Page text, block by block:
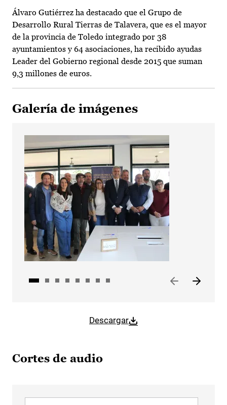
Álvaro Gutiérrez ha destacado que el Grupo de
Desarrollo Rural Tierras de Talavera, que es el mayor
de la provincia de Toledo integrado por 38
ayuntamientos y 64 asociaciones, ha recibido ayudas
Leader del Gobierno regional desde 2015 que suman
9,3 millones de euros.
Galería de imágenes
Descargar
Cortes de audio